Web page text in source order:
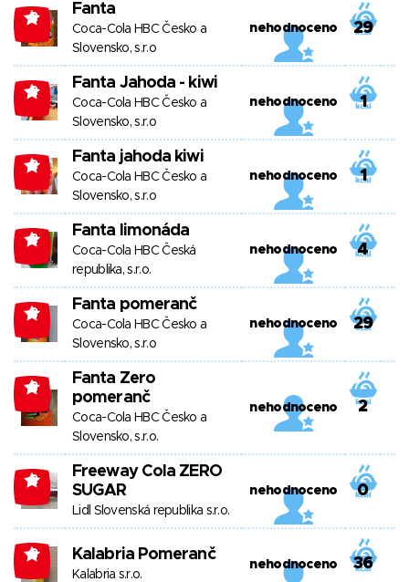
-2 Fanta
Coca-Cola HBC Česko a
Slovensko, s.r.o
nehodnoceno 29
-2 Fanta Jahoda - kiwi
Coca-Cola HBC Česko a
Slovensko, s.r.o
nehodnoceno 1
-2 Fanta jahoda kiwi
Coca-Cola HBC Česko a
Slovensko, s.r.o
nehodnoceno 1
-2 Fanta limonáda
Coca-Cola HBC Česká
republika, s.r.o.
nehodnoceno 4
-2 Fanta pomeranč
Coca-Cola HBC Česko a
Slovensko, s.r.o
nehodnoceno 29
-2
Fanta Zero
pomeranč
Coca-Cola HBC Česko a
Slovensko, s.r.o.
nehodnoceno 2
-2
Freeway Cola ZERO
SUGAR
Lidl Slovenská republika s.r.o.
nehodnoceno 0
-2 Kalabria Pomeranč
Kalabria s.r.o.
nehodnoceno 36